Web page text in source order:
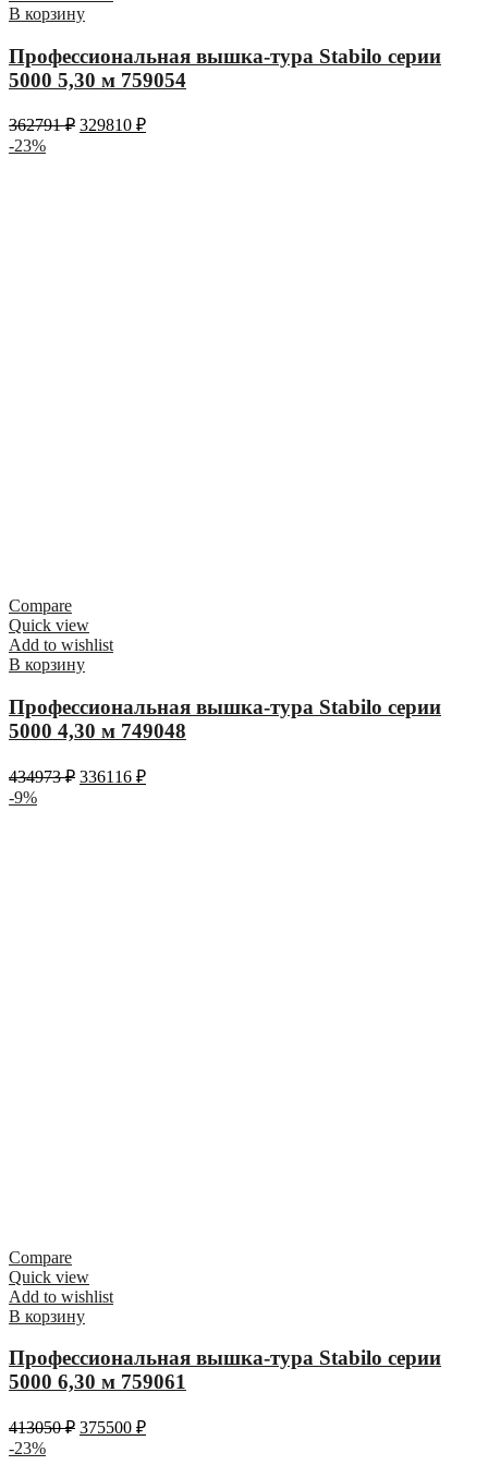
В корзину
Профессиональная вышка-тура Stabilo серии
5000 5,30 м 759054
362791₽ 329810 ₽
-23%
Compare
Quick view
Add to wishlist
В корзину
Профессиональная вышка-тура Stabilo серии
5000 4,30 м 749048
434973₽ 336116 ₽
-9%
Compare
Quick view
Add to wishlist
В корзину
Профессиональная вышка-тура Stabilo серии
5000 6,30 м 759061
413050₽ 375500 ₽
-23%